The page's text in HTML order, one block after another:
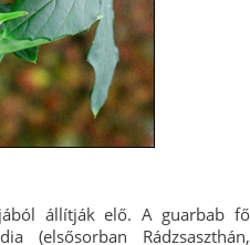
állítják elő. A guarbab fő
(elsősorban Rádzsaszthán,